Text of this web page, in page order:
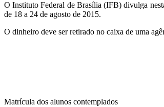
O Instituto Federal de Brasília (IFB) divulga
de 18 a 24 de agosto de 2015.
O dinheiro deve ser retirado no caixa de uma
Matrícula dos alunos contemplados